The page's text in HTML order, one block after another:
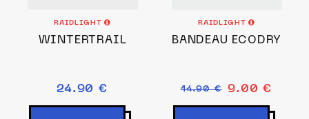
RAIDLIGHT
WINTERTRAIL
24.90 €
RAIDLIGHT
BANDEAU ECODRY
14.90 € 9.00 €